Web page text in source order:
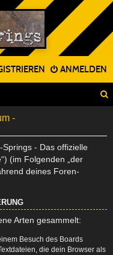
ANMELDEN
-
Springs - Das offizielle
(im Folgenden „der
deines Foren-
Arten gesammelt:
Besuch des Boards
die dein Browser als